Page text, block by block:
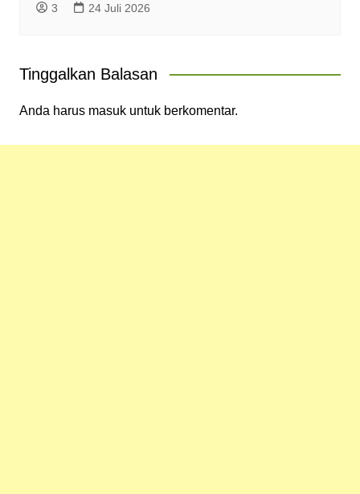
3 24 Juli 2026
Tinggalkan Balasan
Anda harus masukuntuk berkomentar.